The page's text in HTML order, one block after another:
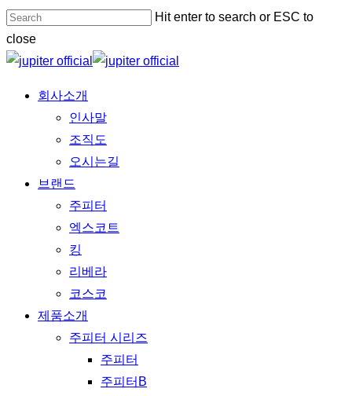
Skip
to
main
Hit enter to search or ESC to
close
Close
Menu
회사소개
인사말
조직도
오시는길
브랜드
주피터
엑스코트
킹
리베라
코스코
제품소개
주피터 시리즈
주피터
주피터B